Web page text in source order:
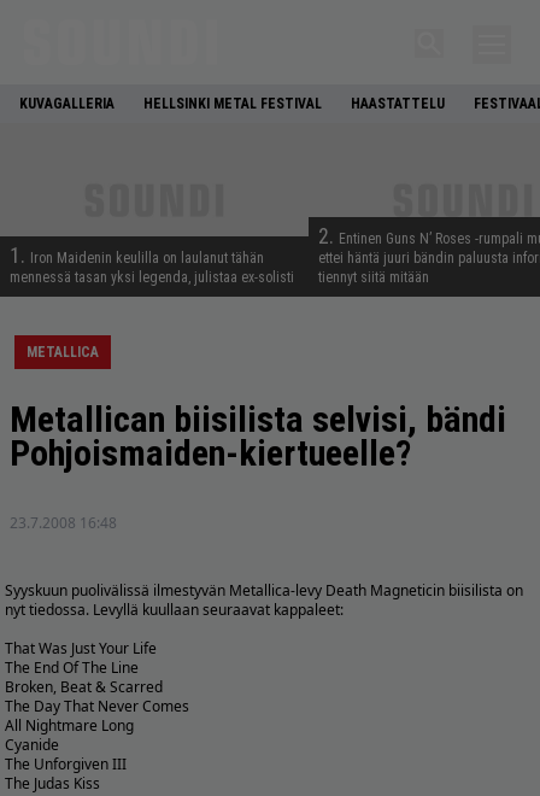
KUVAGALLERIA HELLSINKI METAL FESTIVAL HAASTATTELU
1.
Iron Maidenin keulilla on laulanut tähän
mennessä tasan yksi legenda, julistaa ex-solisti
2. Entinen Guns N’ Roses -rumpali
ettei häntä juuri bändin paluusta
tiennyt siitä mitään
METALLICA
Metallican biisilista selvisi, bändi
Pohjoismaiden-kiertueelle?
23.7.2008 16:48
Syyskuun puolivälissä ilmestyvän Metallica-levy Death Magneticin biisilista on
nyt tiedossa. Levyllä kuullaan seuraavat kappaleet:
That Was Just Your Life
The End Of The Line
Broken, Beat & Scarred
The Day That Never Comes
All Nightmare Long
Cyanide
The Unforgiven III
The Judas Kiss